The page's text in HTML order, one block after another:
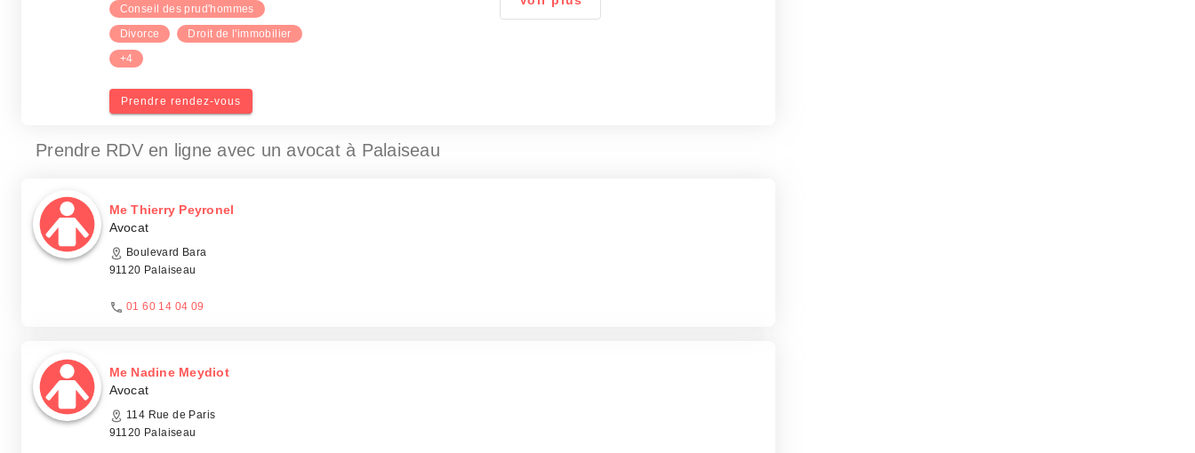
Conseil des prud'hommes
Divorce
Droit de l'immobilier
+4
Prendre rendez-vous
Prendre RDV en ligne avec un avocat à Palaiseau
Me Thierry Peyronel
Avocat
Boulevard Bara
91120 Palaiseau
01 60 14 04 09
Me Nadine Meydiot
Avocat
114 Rue de Paris
91120 Palaiseau